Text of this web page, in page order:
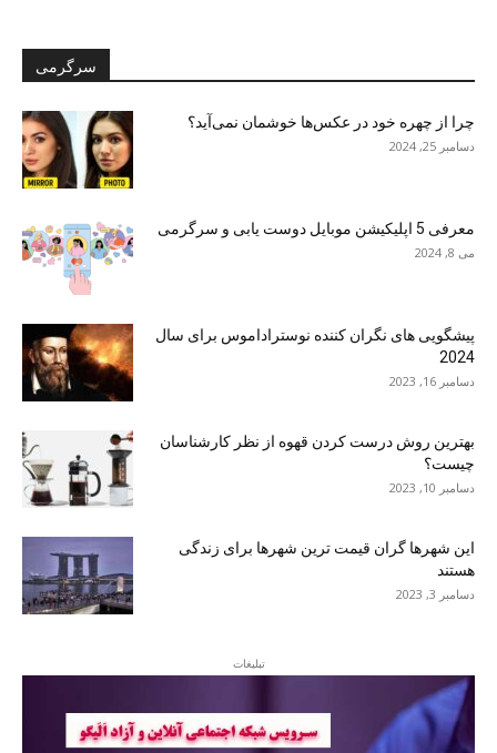
سرگرمی
چرا از چهره خود در عکس‌ها خوشمان نمی‌آید؟
دسامبر 25, 2024
معرفی 5 اپلیکیشن موبایل دوست یابی و سرگرمی
می 8, 2024
پیشگویی های نگران کننده نوستراداموس برای سال
2024
دسامبر 16, 2023
بهترین روش درست کردن قهوه از نظر کارشناسان
چیست؟
دسامبر 10, 2023
این شهرها گران قیمت ترین شهرها برای زندگی
هستند
دسامبر 3, 2023
تبلیغات